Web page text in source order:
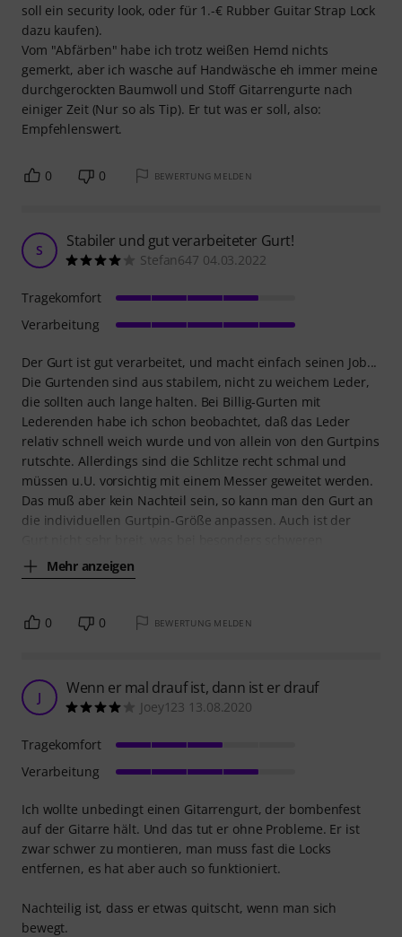
soll ein security look, oder für 1.-€ Rubber Guitar Strap Lock
dazu kaufen).
Vom "Abfärben" habe ich trotz weißen Hemd nichts
gemerkt, aber ich wasche auf Handwäsche eh immer meine
durchgerockten Baumwoll und Stoff Gitarrengurte nach
einiger Zeit (Nur so als Tip). Er tut was er soll, also:
Empfehlenswert.
0 0 BEWERTUNG MELDEN
S Stabiler und gut verarbeiteter Gurt!
Stefan647 04.03.2022
Der Gurt ist gut verarbeitet, und macht einfach seinen Job...
Die Gurtenden sind aus stabilem, nicht zu weichem Leder,
die sollten auch lange halten. Bei Billig-Gurten mit
Lederenden habe ich schon beobachtet, daß das Leder
relativ schnell weich wurde und von allein von den Gurtpins
rutschte. Allerdings sind die Schlitze recht schmal und
müssen u.U. vorsichtig mit einem Messer geweitet werden.
Das muß aber kein Nachteil sein, so kann man den Gurt an
die individuellen Gurtpin-Größe anpassen. Auch ist der
Mehr anzeigen
Tragekomfort
Verarbeitung
0 0 BEWERTUNG MELDEN
J Wenn er mal drauf ist, dann ist er drauf
Joey123 13.08.2020
Ich wollte unbedingt einen Gitarrengurt, der bombenfest
auf der Gitarre hält. Und das tut er ohne Probleme. Er ist
zwar schwer zu montieren, man muss fast die Locks
entfernen, es hat aber auch so funktioniert.
Nachteilig ist, dass er etwas quitscht, wenn man sich
bewegt.
Tragekomfort
Verarbeitung